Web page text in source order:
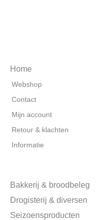
Home
Webshop
Contact
Mijn account
Retour & klachten
Informatie
Bakkerij & broodbeleg
Drogisterij & diversen
Seizoensproducten